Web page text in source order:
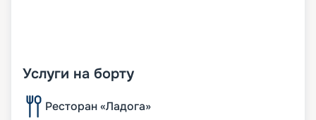
Услуги на борту
Ресторан «Ладога»